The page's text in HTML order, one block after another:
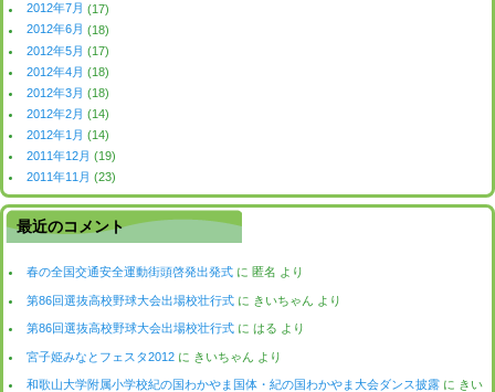
2012年7月 (17)
2012年6月 (18)
2012年5月 (17)
2012年4月 (18)
2012年3月 (18)
2012年2月 (14)
2012年1月 (14)
2011年12月 (19)
2011年11月 (23)
最近のコメント
春の全国交通安全運動街頭啓発出発式 に 匿名 より
第86回選抜高校野球大会出場校壮行式 に きいちゃん より
第86回選抜高校野球大会出場校壮行式 にはる より
宮子姫みなとフェスタ2012 に きいちゃん より
和歌山大学附属小学校紀の国わかやま国体・紀の国わかやま大会ダンス披露 に きい